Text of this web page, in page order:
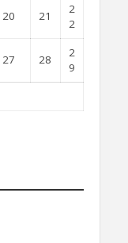
20 21
2
2
27 28
2
9